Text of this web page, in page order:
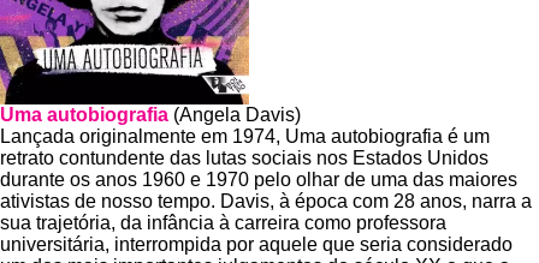
Uma autobiografia (Angela Davis)
Lançada originalmente em 1974, Uma autobiografia é um
retrato contundente das lutas sociais nos Estados Unidos
durante os anos 1960 e 1970 pelo olhar de uma das maiores
ativistas de nosso tempo. Davis, à época com 28 anos, narra a
sua trajetória, da infância à carreira como professora
universitária, interrompida por aquele que seria considerado